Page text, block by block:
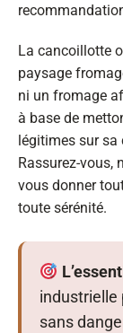
La cancoillotte
paysage
ni un fromage
à base de
légitimes sur
Rassurez-vous,
vous donner
toute sérénité.
industrielle
sans